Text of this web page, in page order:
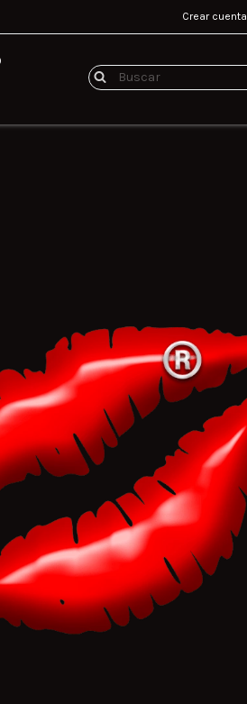
Crear cuenta